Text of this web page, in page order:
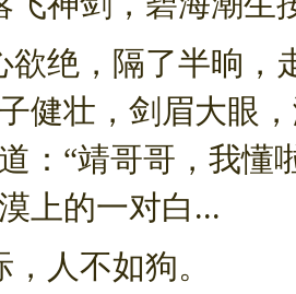
欲绝，隔了半晌，
健壮，剑眉大眼
：“靖哥哥，我懂
上的一对白...
人不如狗。